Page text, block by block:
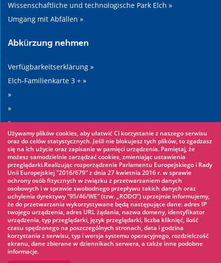
Wissenschaftliche und technologische Park Elch »
Umgang mit Abfällen »
Abkürzung nehmen
Verfügbarkeitserklärung »
Elch-Familienkarte 3 + »
»
»
»
»
Sehenswertes
Seilpark »
Wasserpark »
Eisbahn »
KINOECK »
Museum »
Używamy plików cookies, aby ułatwić Ci korzystanie z naszego serwisu
oraz do celów statystycznych. Jeśli nie blokujesz tych plików, to zgadzasz
się na ich użycie oraz zapisanie w pamięci urządzenia. Pamiętaj, że
możesz samodzielnie zarządzać cookies, zmieniając ustawienia
przeglądarki.Realizując rozporządzenie Parlamentu Europejskiego i Rady
Unii Europejskiej "2016/679" z dnia 27 kwietnia 2016 r. w sprawie
ochrony osób fizycznych w związku z przetwarzaniem danych
osobowych i w sprawie swobodnego przepływu takich danych oraz
uchylenia dyrektywy "95/46/WE" (tzw. „RODO”) uprzejmie informujemy,
że do przetwarzania wykorzystywane będą następujące dane: adres IP
twojego urządzenia, adres URL żądania, nazwa domeny, identyfikator
urządzenia, typ przeglądarki, język przeglądarki, liczba kliknięć, ilość
czasu spędzonego na poszczególnych stronach, data i godzina
korzystania z serwisu, typ i wersja systemu operacyjnego, rozdzielczość
ekranu, dane zbierane w dziennikach serwera, a także inne podobne
informacje.